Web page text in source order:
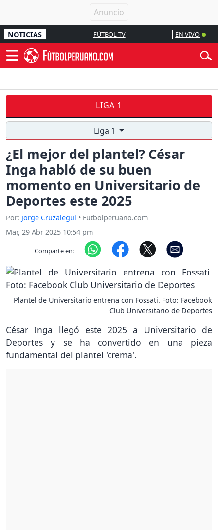
NOTICIAS FÚTBOL TV EN VIVO
LIGA 1
Liga 1
¿El mejor del plantel? César
Inga habló de su buen
momento en Universitario de
Deportes este 2025
Por: Jorge Cruzalegui • Futbolperuano.com
Mar, 29 Abr 2025 10:54 pm
Comparte en:
Plantel de Universitario entrena con Fossati. Foto: Facebook
Club Universitario de Deportes
César Inga llegó este 2025 a Universitario de
Deportes y se ha convertido en una pieza
fundamental del plantel 'crema'.